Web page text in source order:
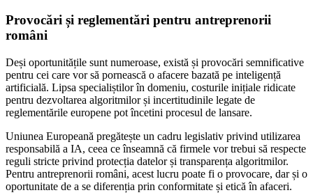
Provocări și reglementări pentru antreprenorii
români
Deși oportunitățile sunt numeroase, există și provocări semnificative
pentru cei care vor să pornească o afacere bazată pe inteligență
artificială. Lipsa specialiștilor în domeniu, costurile inițiale ridicate
pentru dezvoltarea algoritmilor și incertitudinile legate de
reglementările europene pot încetini procesul de lansare.
Uniunea Europeană pregătește un cadru legislativ privind utilizarea
responsabilă a IA, ceea ce înseamnă că firmele vor trebui să respecte
reguli stricte privind protecția datelor și transparența algoritmilor.
Pentru antreprenorii români, acest lucru poate fi o provocare, dar și o
oportunitate de a se diferenția prin conformitate și etică în afaceri.